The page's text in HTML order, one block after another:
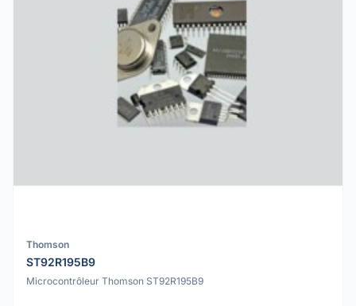
Thomson
ST92R195B9
Microcontrôleur Thomson ST92R195B9